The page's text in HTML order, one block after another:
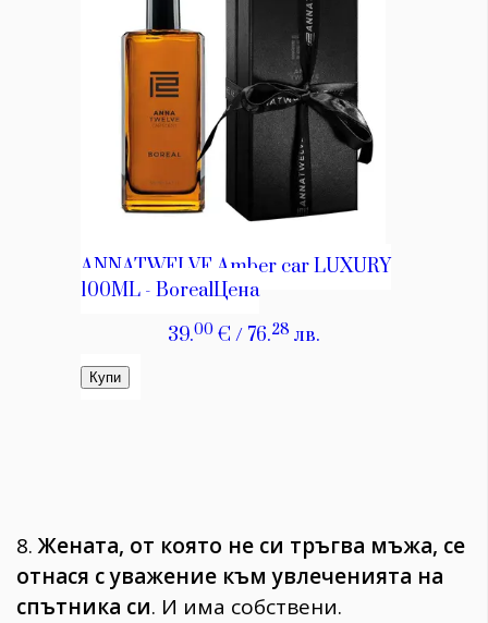
8.Жената, от която не си тръгва мъжа, се
отнася с уважение към увлеченията на
спътника си. И има собствени.